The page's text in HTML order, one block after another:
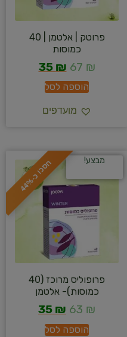
פרוטק | אלטמן | 40
כמוסות
67 ₪
35 ₪
הוספה לסל
מועדפים
ח
ס
כ
ו
כ
-
4
4
% מבצע!
פרופוליס מרוכז (40
כמוסות)- אלטמן
63 ₪
35 ₪
הוספה לסל